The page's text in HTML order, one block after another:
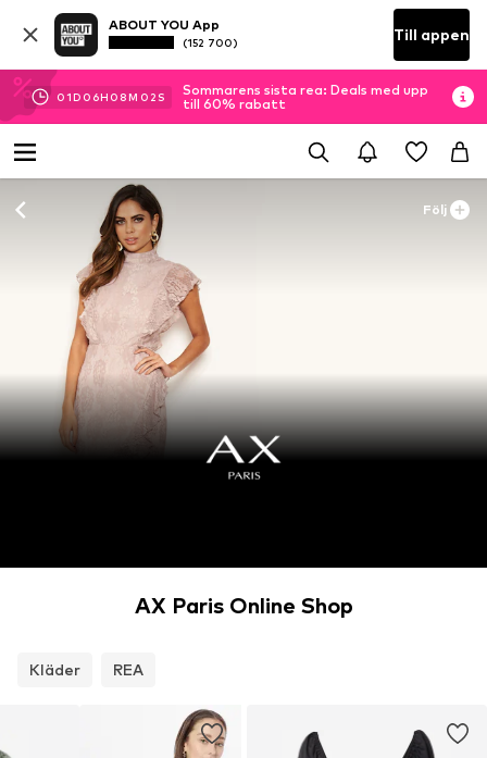
ABOUT YOU App
(152 700) Till appen
01D 06H 08M 01 S
Sommarens sista rea: Deals med upp
till 60% rabatt
Följ
AX Paris Online Shop
Kläder REA